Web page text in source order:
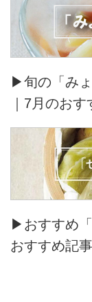
▶旬の「み
｜7月のお
▶おすすめ
おすすめ記事